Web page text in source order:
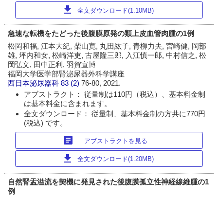
download 全文ダウンロード(1.10MB)
急速な転機をたどった後腹膜原発の類上皮血管肉腫の1例
松岡和福, 江本大紀, 柴山寛, 丸田紘子, 青柳力夫, 宮崎健, 岡部
雄, 坪内和女, 松崎洋吏, 古屋隆三郎, 入江慎一郎, 中村信之, 松
岡弘文, 田中正利, 羽賀宣博
福岡大学医学部腎泌尿器外科学講座
西日本泌尿器科 83 (2)76-80, 2021.
アブストラクト： 従量制は110円（税込）、基本料金制
は基本料金に含まれます。
全文ダウンロード： 従量制、基本料金制の方共に770円
(税込) です。
article アブストラクトを見る
download 全文ダウンロード(1.20MB)
自然腎盂溢流を契機に発見された後腹膜孤立性神経線維腫の1
例